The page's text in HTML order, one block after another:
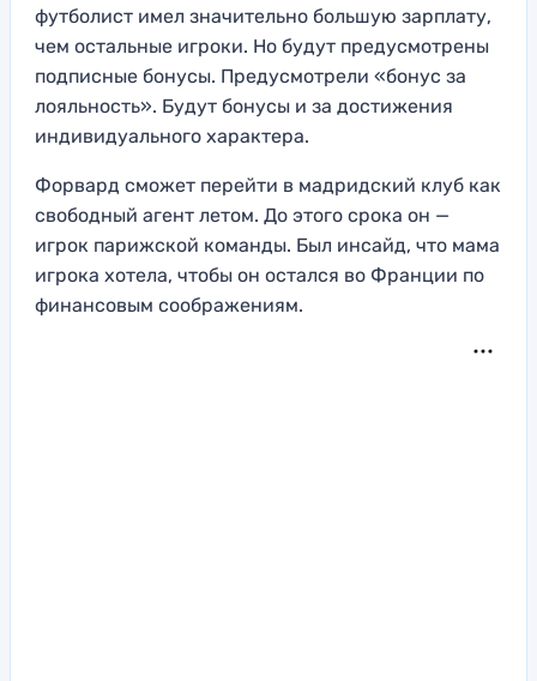
футболист имел значительно большую зарплату,
чем остальные игроки. Но будут предусмотрены
подписные бонусы. Предусмотрели «бонус за
лояльность». Будут бонусы и за достижения
индивидуального характера.
Форвард сможет перейти в мадридский клуб как
свободный агент летом. До этого срока он —
игрок парижской команды. Был инсайд, что мама
игрока хотела, чтобы он остался во Франции по
финансовым соображениям.